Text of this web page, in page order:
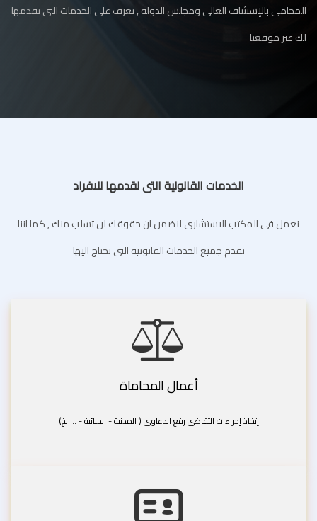
المحامي بالإستئناف العالى ومجلس الدولة , تعرف على الخدمات التى نقدمها
لك عبر موقعنا
الخدمات القانونية التى نقدمها للافراد
نعمل فى المكتب الاستشاري لنضمن ان حقوقك لن تسلب منك , كما اننا
نقدم جميع الخدمات القانونية التى تحتاج اليها
أعمال المحاماة
إتخاذ إجراءات التقاضى رفع الدعاوى ( المدنية - الجنائية - ...الخ)